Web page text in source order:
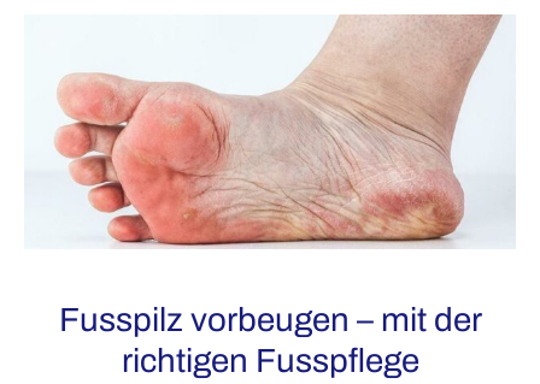
Behandlung
Fusspilz vorbeugen – mit der
richtigen Fusspflege